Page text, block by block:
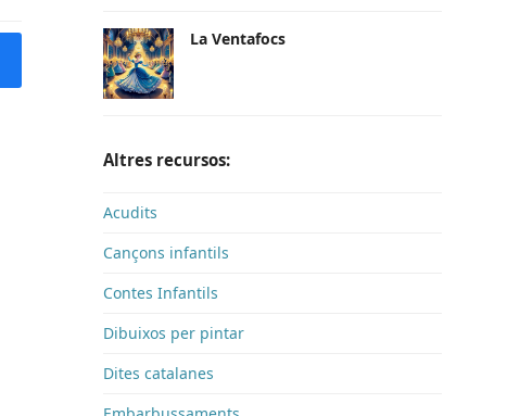
La Ventafocs
Altres recursos:
Acudits
Cançons infantils
Contes Infantils
Dibuixos per pintar
Dites catalanes